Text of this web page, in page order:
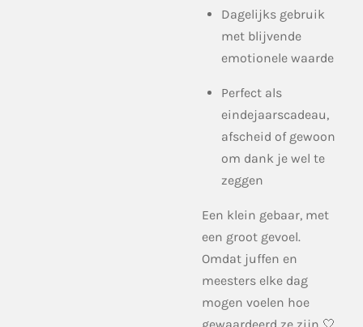
Dagelijks gebruik
met blijvende
emotionele waarde
Perfect als
eindejaarscadeau,
afscheid of gewoon
om dank je wel te
zeggen
Een klein gebaar, met
een groot gevoel.
Omdat juffen en
meesters elke dag
mogen voelen hoe